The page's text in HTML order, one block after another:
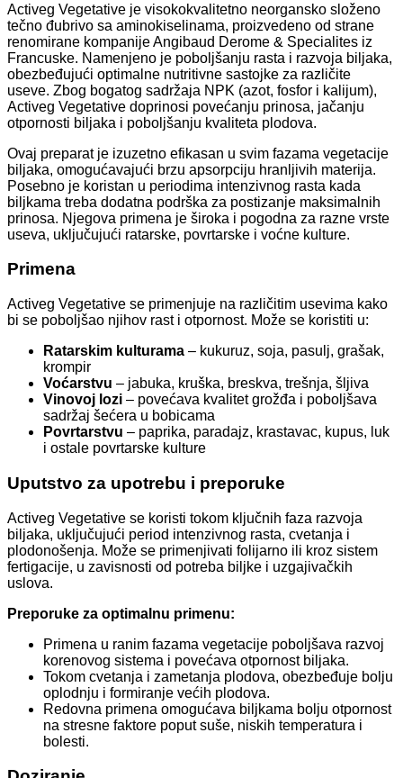
Activeg Vegetative je visokokvalitetno neorgansko složeno
tečno đubrivo sa aminokiselinama, proizvedeno od strane
renomirane kompanije Angibaud Derome & Specialites iz
Francuske. Namenjeno je poboljšanju rasta i razvoja biljaka,
obezbeđujući optimalne nutritivne sastojke za različite
useve. Zbog bogatog sadržaja NPK (azot, fosfor i kalijum),
Activeg Vegetative doprinosi povećanju prinosa, jačanju
otpornosti biljaka i poboljšanju kvaliteta plodova.
Ovaj preparat je izuzetno efikasan u svim fazama vegetacije
biljaka, omogućavajući brzu apsorpciju hranljivih materija.
Posebno je koristan u periodima intenzivnog rasta kada
biljkama treba dodatna podrška za postizanje maksimalnih
prinosa. Njegova primena je široka i pogodna za razne vrste
useva, uključujući ratarske, povrtarske i voćne kulture.
Primena
Activeg Vegetative se primenjuje na različitim usevima kako
bi se poboljšao njihov rast i otpornost. Može se koristiti u:
Ratarskim kulturama – kukuruz, soja, pasulj, grašak,
krompir
Voćarstvu – jabuka, kruška, breskva, trešnja, šljiva
Vinovoj lozi – povećava kvalitet grožđa i poboljšava
sadržaj šećera u bobicama
Povrtarstvu – paprika, paradajz, krastavac, kupus, luk
i ostale povrtarske kulture
Uputstvo za upotrebu i preporuke
Activeg Vegetative se koristi tokom ključnih faza razvoja
biljaka, uključujući period intenzivnog rasta, cvetanja i
plodonošenja. Može se primenjivati folijarno ili kroz sistem
fertigacije, u zavisnosti od potreba biljke i uzgajivačkih
uslova.
Preporuke za optimalnu primenu:
Primena u ranim fazama vegetacije poboljšava razvoj
korenovog sistema i povećava otpornost biljaka.
Tokom cvetanja i zametanja plodova, obezbeđuje bolju
oplodnju i formiranje većih plodova.
Redovna primena omogućava biljkama bolju otpornost
na stresne faktore poput suše, niskih temperatura i
bolesti.